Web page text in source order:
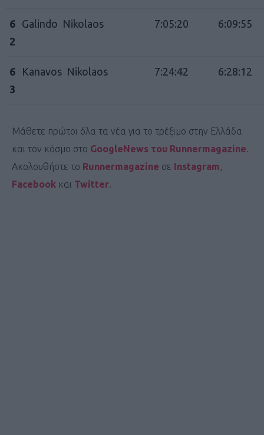
6
2
Galindo Nikolaos 7:05:20 6:09:55
6
3
Kanavos Nikolaos 7:24:42 6:28:12
Μάθετε πρώτοι όλα τα νέα για το τρέξιμο στην Ελλάδα
και τον κόσμο στο GoogleNews του Runnermagazine.
Ακολουθήστε το Runnermagazine σε Instagram,
Facebook και Twitter.